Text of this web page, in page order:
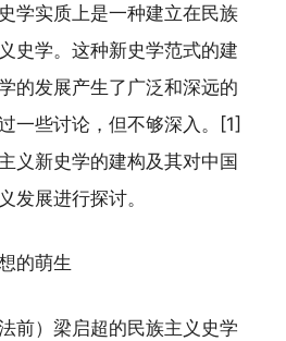
学实质上是一种建立在民族
史学。这种新史学范式的建
的发展产生了广泛和深远的
一些讨论，但不够深入。[1]
义新史学的建构及其对中国
发展进行探讨。
的萌生
前）梁启超的民族主义史学